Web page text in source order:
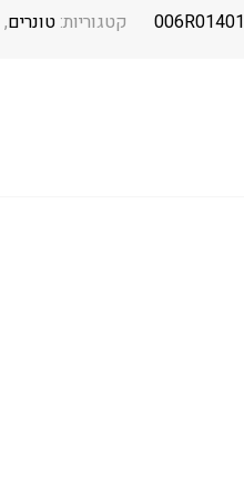
006R01401 קטגוריות: טונרים,